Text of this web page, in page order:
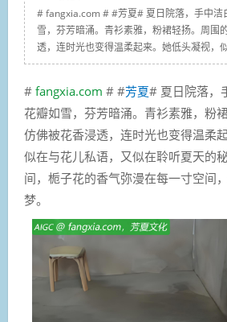
# fangxia.com # #芳夏# 夏日院落，手中洁
雪，芬芳暗涌。青衫素雅，粉裙轻扬。周围
透，连时光也变得温柔起来。她低头凝视，
# fangxia.com # #芳夏# 夏日院落，
花瓣如雪，芬芳暗涌。青衫素雅，粉
仿佛被花香浸透，连时光也变得温柔
似在与花儿私语，又似在聆听夏天的
间，栀子花的香气弥漫在每一寸空间
梦。